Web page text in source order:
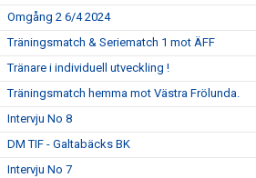
Omgång 2 6/4 2024
Träningsmatch & Seriematch 1 mot ÄFF
Tränare i individuell utveckling !
Träningsmatch hemma mot Västra Frölunda.
Intervju No 8
DM TIF - Galtabäcks BK
Intervju No 7